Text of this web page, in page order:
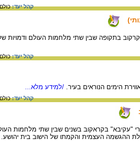
קהל יעד:כולם
בתקופה שבין שתי מלחמות העולם ודמויות
קהל יעד:כולם
הימים הנוראים בעיר. /למידע מלא...
קהל יעד:כולם
"עקיבא" בקראקוב בשנים שבין שתי מלחמות
ההגשמה העצמית והקמתו של הישוב בית יהושע.